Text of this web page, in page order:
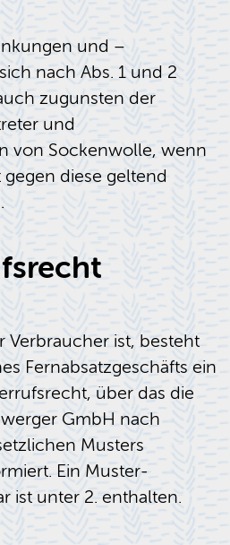
und –
nach Abs. 1 und 2
zugunsten der
und
von Sockenwolle, wenn
diese geltend
Verbraucher ist, besteht
Fernabsatzgeschäfts ein
über das die
GmbH nach
Musters
Ein Muster-
ist unter 2. enthalten.